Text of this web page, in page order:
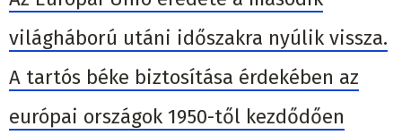
világháború utáni időszakra nyúlik vissza.
A tartós béke biztosítása érdekében az
európai országok 1950-től kezdődően